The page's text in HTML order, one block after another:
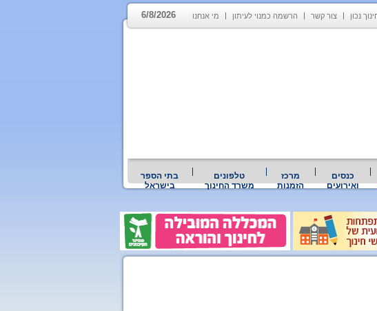
נכון צור קשר הרשמה כמנוי לעיתון מי אנחנו 6/8/2026
כנסים
ואירועים
מרכז
הזמנות
טלפונים
משרד החינוך
בתי הספר
בישראל